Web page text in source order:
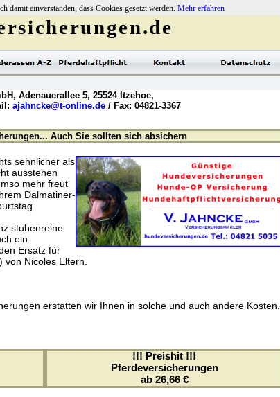
damit einverstanden, dass Cookies gesetzt werden. Mehr erfahren
Auch Sie sollten sich absichern
sehnlicher als
ausstehen
mehr freut
Dalmatiner-
stubenreine
ein.
Ersatz für
von Nicoles Eltern.
erstatten wir Ihnen in solche und auch andere Kosten.
!!! Preishit !!!
Pferdeversicherungen
ab 26,66 €
Adenauerallee 5, 25524 Itzehoe,
ajahncke@t-online.de / Fax: 04821-3367